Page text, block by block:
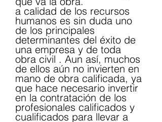
a calidad de los recursos
humanos es sin duda uno
de los principales
determinantes del éxito de
una empresa y de toda
obra civil . Aun así, muchos
de ellos aún no invierten en
mano de obra calificada, ya
que hace necesario invertir
en la contratación de los
profesionales calificados y
cualificados para llevar a